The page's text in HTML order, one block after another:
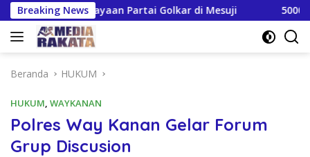
Langsung
ke
konten
Breaking News
Kejayaan Partai Golkar di Mesuji 5000
Beranda HUKUM
HUKUM, WAYKANAN
Polres Way Kanan Gelar Forum
Grup Discusion